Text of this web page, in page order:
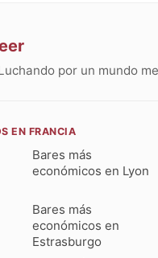
por un mundo
EN FRANCIA
Bares más
económicos en Lyon
Bares más
económicos en
Estrasburgo